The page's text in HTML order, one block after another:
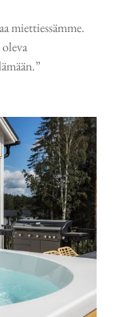
miettiessämme.